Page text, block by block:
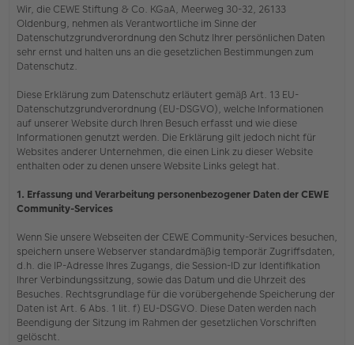
Wir, die CEWE Stiftung & Co. KGaA, Meerweg 30-32, 26133
Oldenburg, nehmen als Verantwortliche im Sinne der
Datenschutzgrundverordnung den Schutz Ihrer persönlichen Daten
sehr ernst und halten uns an die gesetzlichen Bestimmungen zum
Datenschutz.
Diese Erklärung zum Datenschutz erläutert gemäß Art. 13 EU-
Datenschutzgrundverordnung (EU-DSGVO), welche Informationen
auf unserer Website durch Ihren Besuch erfasst und wie diese
Informationen genutzt werden. Die Erklärung gilt jedoch nicht für
Websites anderer Unternehmen, die einen Link zu dieser Website
enthalten oder zu denen unsere Website Links gelegt hat.
1. Erfassung und Verarbeitung personenbezogener Daten der CEWE
Community-Services
Wenn Sie unsere Webseiten der CEWE Community-Services besuchen,
speichern unsere Webserver standardmäßig temporär Zugriffsdaten,
d.h. die IP-Adresse Ihres Zugangs, die Session-ID zur Identifikation
Ihrer Verbindungssitzung, sowie das Datum und die Uhrzeit des
Besuches. Rechtsgrundlage für die vorübergehende Speicherung der
Daten ist Art. 6 Abs. 1 lit. f) EU-DSGVO. Diese Daten werden nach
Beendigung der Sitzung im Rahmen der gesetzlichen Vorschriften
gelöscht.